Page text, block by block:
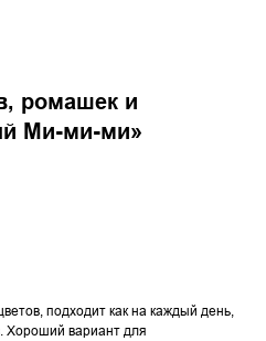
ромашек и
Ми-ми-ми»
подходит как на каждый день,
Хороший вариант для